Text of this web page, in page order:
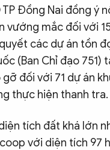
Đồng Nai đồng ý
vướng mắc đối với
các dự án tồn
(Ban Chỉ đạo 751)
đối với 71 dự án
thực hiện thanh tra.
tích đất khá lớn
với diện tích 97